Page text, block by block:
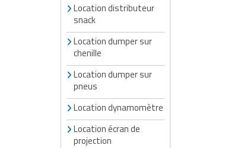
Location distributeur
snack
Location dumper sur
chenille
Location dumper sur
pneus
Location dynamomètre
Location écran de
projection